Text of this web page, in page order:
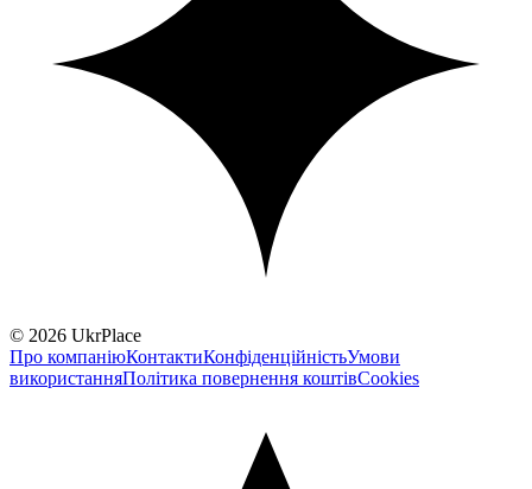
© 2026 UkrPlace
Про компаніюКонтактиКонфіденційністьУмови
використанняПолітика повернення коштівCookies